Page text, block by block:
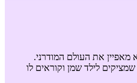
מאפיין את העולם המודרני.
לילד שמן וקוראים לו